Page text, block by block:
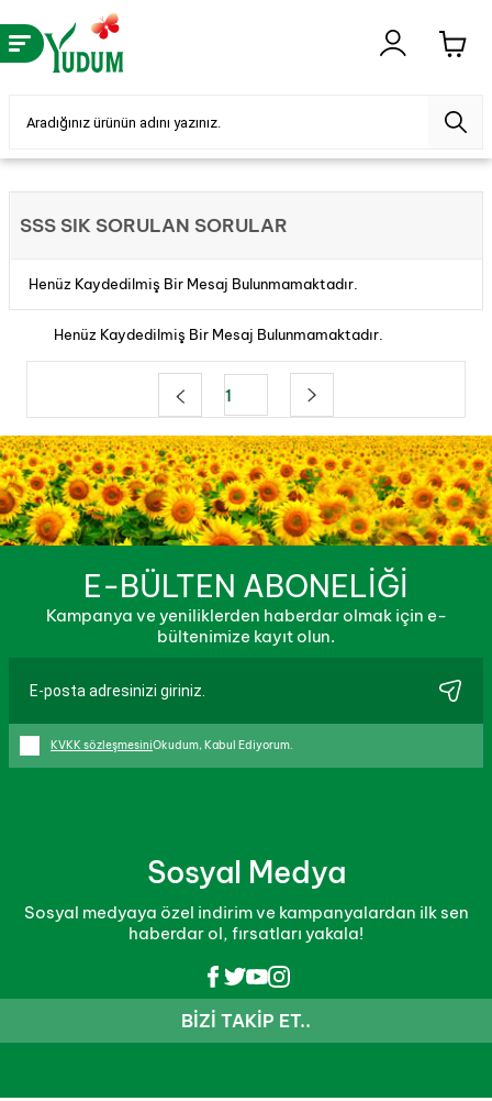
SSS SIK SORULAN SORULAR
Henüz Kaydedilmiş Bir Mesaj Bulunmamaktadır.
Henüz Kaydedilmiş Bir Mesaj Bulunmamaktadır.
1
E-BÜLTEN ABONELİĞİ
Kampanya ve yeniliklerden haberdar olmak için e-
bültenimize kayıt olun.
KVKK sözleşmesiniOkudum, Kabul Ediyorum.
Sosyal Medya
Sosyal medyaya özel indirim ve kampanyalardan ilk sen
haberdar ol, fırsatları yakala!
BIZI TAKIP ET..